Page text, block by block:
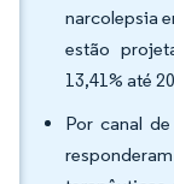
narcolepsia
estão
13,41% até
Por canal